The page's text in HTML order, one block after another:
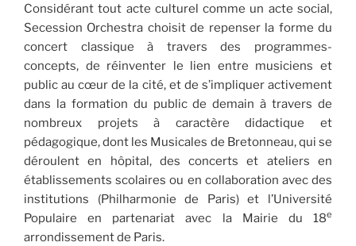
Considérant tout acte culturel comme un acte social,
Secession Orchestra choisit de repenser la forme du
concert classique à travers des programmes-
concepts, de réinventer le lien entre musiciens et
public au cœur de la cité, et de s’impliquer activement
dans la formation du public de demain à travers de
nombreux projets à caractère didactique et
pédagogique, dont les Musicales de Bretonneau, qui se
déroulent en hôpital, des concerts et ateliers en
établissements scolaires ou en collaboration avec des
institutions (Philharmonie de Paris) et l’Université
Populaire en partenariat avec la Mairie du 18e
arrondissement de Paris.